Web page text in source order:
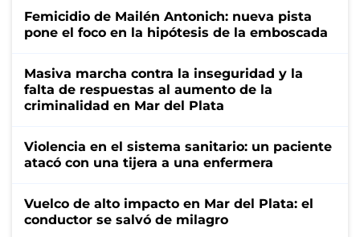
Femicidio de Mailén Antonich: nueva pista
pone el foco en la hipótesis de la emboscada
Masiva marcha contra la inseguridad y la
falta de respuestas al aumento de la
criminalidad en Mar del Plata
Violencia en el sistema sanitario: un paciente
atacó con una tijera a una enfermera
Vuelco de alto impacto en Mar del Plata: el
conductor se salvó de milagro